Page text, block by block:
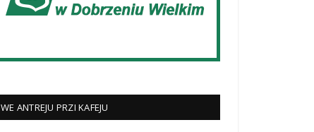
WE ANTREJU PRZI KAFEJU